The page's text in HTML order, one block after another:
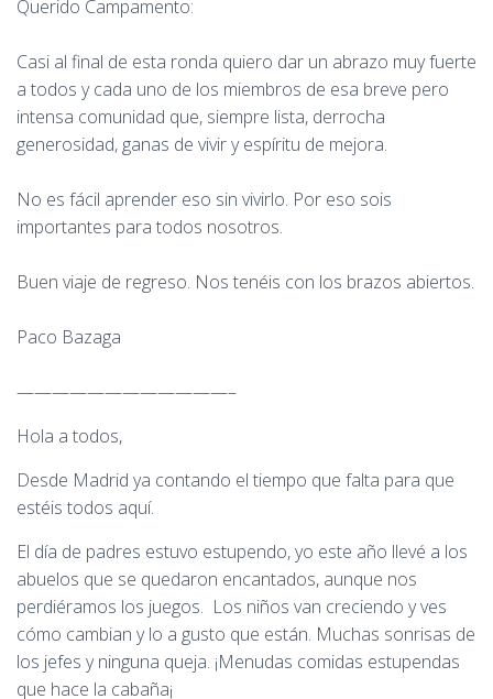
Querido Campamento:
Casi al final de esta ronda quiero dar un abrazo muy fuerte
a todos y cada uno de los miembros de esa breve pero
intensa comunidad que, siempre lista, derrocha
generosidad, ganas de vivir y espíritu de mejora.
No es fácil aprender eso sin vivirlo. Por eso sois
importantes para todos nosotros.
Buen viaje de regreso. Nos tenéis con los brazos abiertos.
Paco Bazaga
————————————–
Hola a todos,
Desde Madrid ya contando el tiempo que falta para que
estéis todos aquí.
El día de padres estuvo estupendo, yo este año llevé a los
abuelos que se quedaron encantados, aunque nos
perdiéramos los juegos. Los niños van creciendo y ves
cómo cambian y lo a gusto que están. Muchas sonrisas de
los jefes y ninguna queja. ¡Menudas comidas estupendas
que hace la cabaña¡